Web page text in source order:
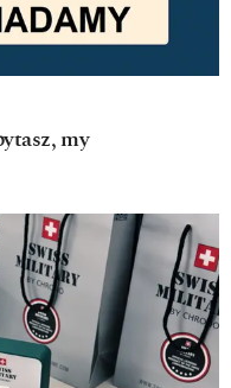
my